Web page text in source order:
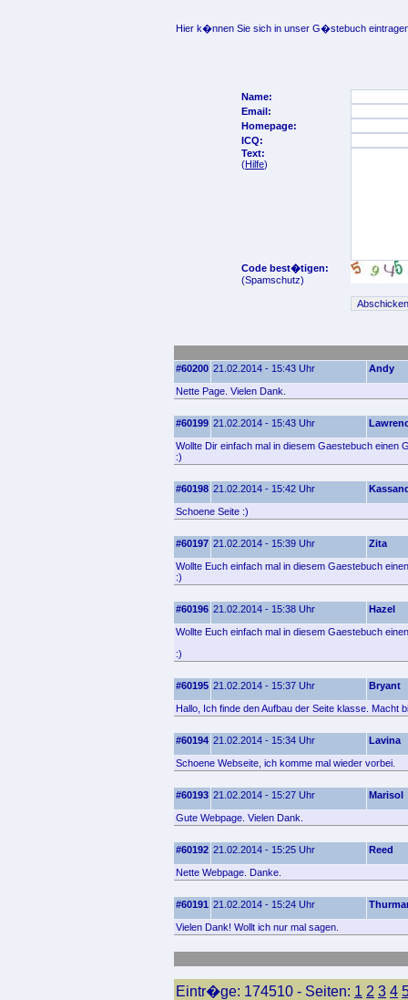
Hier k�nnen Sie sich in unser G�stebuch
Name:
Email:
Homepage:
ICQ:
Text:
(Hilfe)
Code best�tigen:
(Spamschutz)
#60200 21.02.2014 - 15:43 Uhr Andy
Nette Page. Vielen Dank.
#60199 21.02.2014 - 15:43 Uhr
Wollte Dir einfach mal in diesem Gaestebuch einen
:)
#60198 21.02.2014 - 15:42 Uhr
Schoene Seite :)
#60197 21.02.2014 - 15:39 Uhr Zita
Wollte Euch einfach mal in diesem Gaestebuch
:)
#60196 21.02.2014 - 15:38 Uhr Hazel
Wollte Euch einfach mal in diesem Gaestebuch
:)
#60195 21.02.2014 - 15:37 Uhr Bryant
Hallo, Ich finde den Aufbau der Seite klasse. Macht
#60194 21.02.2014 - 15:34 Uhr Lavina
Schoene Webseite, ich komme mal wieder vorbei.
#60193 21.02.2014 - 15:27 Uhr Marisol
Gute Webpage. Vielen Dank.
#60192 21.02.2014 - 15:25 Uhr Reed
Nette Webpage. Danke.
#60191 21.02.2014 - 15:24 Uhr
Vielen Dank! Wollt ich nur mal sagen.
Eintr�ge: 174510 - Seiten: 1 2 3 4